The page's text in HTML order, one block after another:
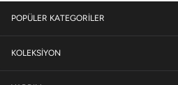
POPÜLER KATEGORİLER
KOLEKSİYON